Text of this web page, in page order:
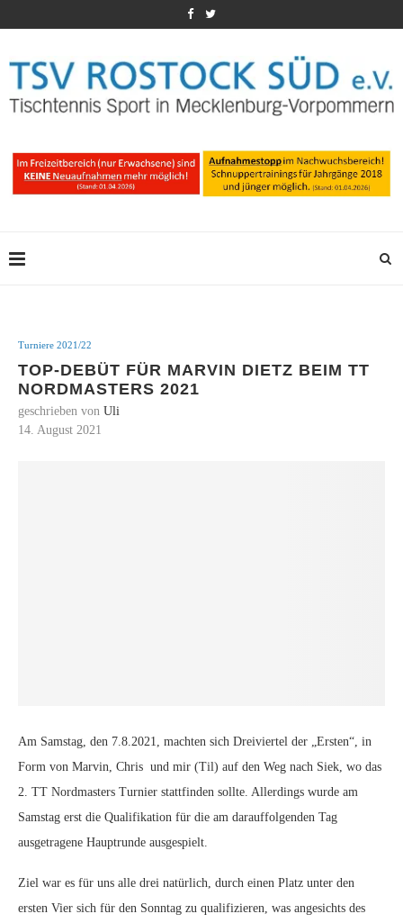
Turniere 2021/22
TOP-DEBÜT FÜR MARVIN DIETZ BEIM TT
NORDMASTERS 2021
geschrieben von Uli
14. August 2021
Am Samstag, den 7.8.2021, machten sich Dreiviertel der „Ersten“, in
Form von Marvin, Chris und mir (Til) auf den Weg nach Siek, wo das
2. TT Nordmasters Turnier stattfinden sollte. Allerdings wurde am
Samstag erst die Qualifikation für die am darauffolgenden Tag
ausgetragene Hauptrunde ausgespielt.
Ziel war es für uns alle drei natürlich, durch einen Platz unter den
ersten Vier sich für den Sonntag zu qualifizieren, was angesichts des